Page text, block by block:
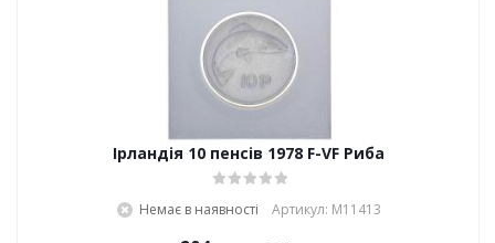
Ірландія 10 пенсів 1978 F-VF Риба
Немає в наявності Артикул: М11413